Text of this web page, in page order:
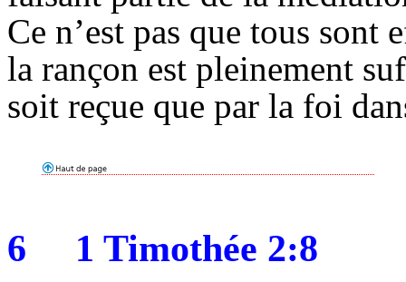
Ce n’est pas que tous
la rançon est pleinement
soit reçue que par la foi
6 1 Timothée 2:8